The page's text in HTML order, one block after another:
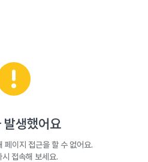
발생했어요
페이지 접근을 할 수 없어요.
시 접속해 보세요.